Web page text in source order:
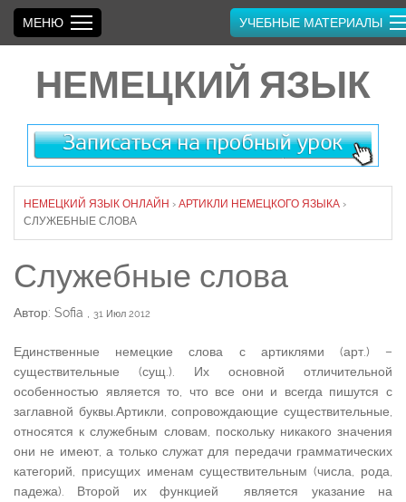
НЕМЕЦКИЙ ЯЗЫК
МЕНЮ УЧЕБНЫЕ МАТЕРИАЛЫ
НЕМЕЦКИЙ ЯЗЫК ОНЛАЙН › АРТИКЛИ НЕМЕЦКОГО ЯЗЫКА ›
СЛУЖЕБНЫЕ СЛОВА
Служебные слова
Автор: Sofia , 31 Июл 2012
Единственные немецкие слова с артиклями (арт.) –
существительные (сущ.). Их основной отличительной
особенностью является то, что все они и всегда пишутся с
заглавной буквы.Артикли, сопровождающие существительные,
относятся к служебным словам, поскольку никакого значения
они не имеют, а только служат для передачи грамматических
категорий, присущих именам существительным (числа, рода,
падежа). Второй их функцией является указание на